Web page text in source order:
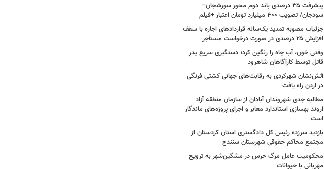
پیشرفت ۳۵ درصدی باند دوم محور سورشجان–
سودجان/ تصویب ۴۰۰ میلیارد تومان اعتبار +فیلم
جزئیات مصوبه تمدید یک‌ساله قراردادهای اجاره با سقف
افزایش ۲۵ درصدی در صورت درخواست مستأجر
وقتی خون، آب چاه را رنگین کرد؛ دستگیری سریع پدرِ
قاتل توسط کارآگاهان شاهرود
آتش‌نشان شهرکردی به رقابت‌های جهانی کشتی فرنگی
در اردن راه یافت
مطالبه جدی شهروندان آبادان از سازمان منطقه آزاد
اروند بهسازی استاندارد معابر و اجرای پروژه‌های ماندگار
است
بازدید سرزده رئیس کل دادگستری استان کردستان از
مجتمع محاکم حقوقی شهرستان سنندج
محکومیت عامل مرگ خرس در مشگین‌شهر به ترویج
مهربانی با حیوانات